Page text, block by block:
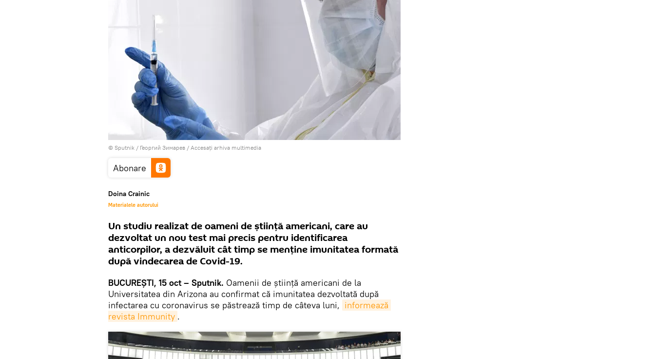
© Sputnik / Георгий Зимарев / Accesați arhiva multimedia
Abonare
Doina Crainic
Materialele autorului
Un studiu realizat de oameni de știință americani, care au
dezvoltat un nou test mai precis pentru identificarea
anticorpilor, a dezvăluit cât timp se menţine imunitatea formată
după vindecarea de Covid-19.
BUCUREŞTI, 15 oct – Sputnik. Oamenii de știință americani de la
Universitatea din Arizona au confirmat că imunitatea dezvoltată după
infectarea cu coronavirus se păstrează timp de câteva luni, informează
revista Immunity .